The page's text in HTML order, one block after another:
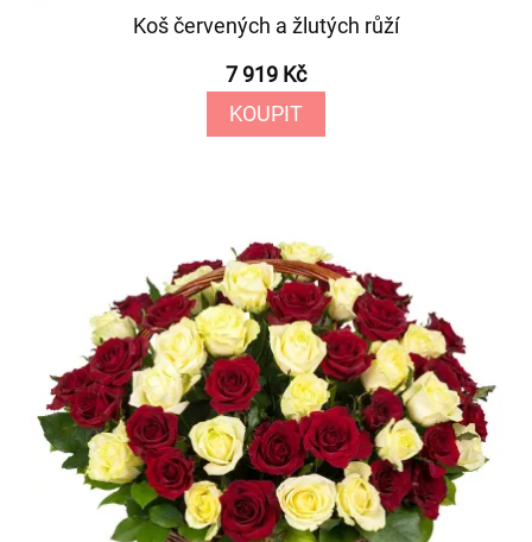
Koš červených a žlutých růží
7 919 Kč
KOUPIT